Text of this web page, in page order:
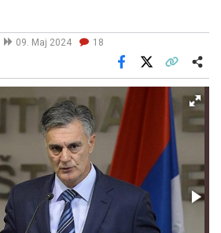
09. Maj 2024 18
Facebook